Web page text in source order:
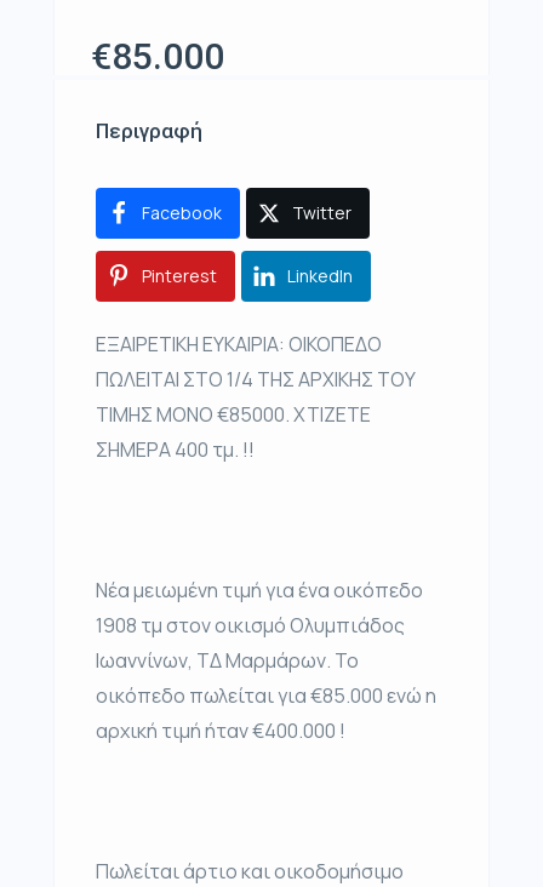
€85.000
Περιγραφή
Facebook Twitter
Pinterest LinkedIn
ΕΞΑΙΡΕΤΙΚΗ ΕΥΚΑΙΡΙΑ: ΟΙΚΟΠΕΔΟ
ΠΩΛΕΙΤΑΙ ΣΤΟ 1/4 ΤΗΣ ΑΡΧΙΚΗΣ ΤΟΥ
ΤΙΜΗΣ ΜΟΝΟ €85000. ΧΤΙΖΕΤΕ
ΣΗΜΕΡΑ 400 τμ. !!
Νέα μειωμένη τιμή για ένα οικόπεδο
1908 τμ στον οικισμό Ολυμπιάδος
Ιωαννίνων, ΤΔ Μαρμάρων. Το
οικόπεδο πωλείται για €85.000 ενώ η
αρχική τιμή ήταν €400.000 !
Πωλείται άρτιο και οικοδομήσιμο